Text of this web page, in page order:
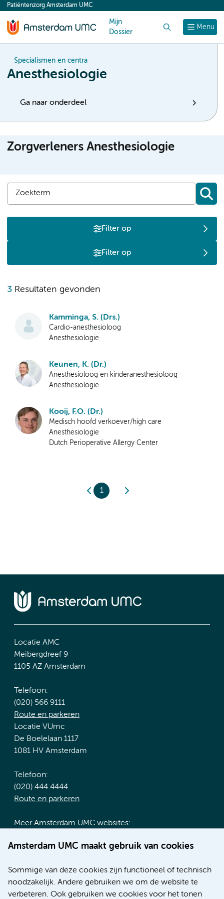
content
Amsterdam UMC maakt gebruik van cookies
Sommige van deze cookies zijn functioneel of technisch
noodzakelijk. Andere gebruiken we om de website te
verbeteren. Ook gebruiken we cookies voor het tonen
Menu
Patiëntenzorg Amsterdam UMC
Mijn
Dossier
Specialismen en centra
Anesthesiologie
Ga naar onderdeel
Zorgverleners Anesthesiologie
Filter op
Filter op
3 Resultaten gevonden
Kamminga, S. (Drs.)
Cardio-anesthesioloog
Anesthesiologie
Keunen, K. (Dr.)
Anesthesioloog en kinderanesthesioloog
Anesthesiologie
Kooij, F.O. (Dr.)
Medisch hoofd verkoever/high care
Anesthesiologie
Dutch Perioperative Allergy Center
1
Locatie AMC
Meibergdreef 9
1105 AZ Amsterdam
Telefoon:
(020) 566 9111
Route en parkeren
Locatie VUmc
De Boelelaan 1117
1081 HV Amsterdam
Telefoon:
(020) 444 4444
Route en parkeren
Meer Amsterdam UMC websites:
Werken bij Amsterdam UMC
Nieuws
Research
Educatie locatie AMC